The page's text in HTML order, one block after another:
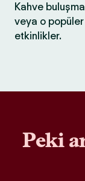
Kahve
veya o
etkinlikler.
Peki